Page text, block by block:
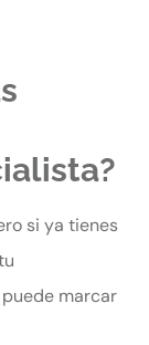
si ya tienes
marcar